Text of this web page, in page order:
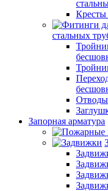
Кресты
стальных
Отводы
Запорная арматура